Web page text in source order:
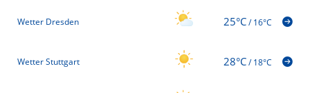
Wetter Dresden 25°C/16°C
Wetter Stuttgart 28°C/18°C